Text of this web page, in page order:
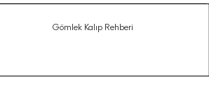
Gömlek Kalıp Rehberi